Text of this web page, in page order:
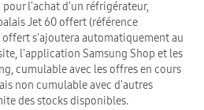
pour l'achat d'un réfrigérateur,
Jet 60 offert (référence
offert s'ajoutera automatiquement au
l'application Samsung Shop et les
cumulable avec les offres en cours
non cumulable avec d'autres
des stocks disponibles.